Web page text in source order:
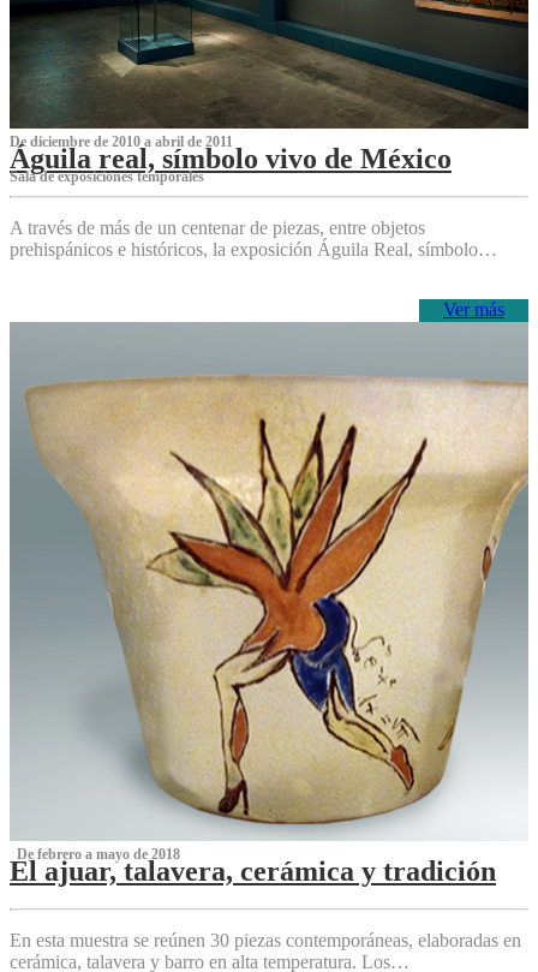
De diciembre de 2010 a abril de 2011
Águila real, símbolo vivo de México
Sala de exposiciones temporales
A través de más de un centenar de piezas, entre objetos
prehispánicos e históricos, la exposición Águila Real, símbolo…
Ver más
‌ De febrero a mayo de 2018
El ajuar, talavera, cerámica y tradición
‌
En esta muestra se reúnen 30 piezas contemporáneas, elaboradas en
cerámica, talavera y barro en alta temperatura. Los…